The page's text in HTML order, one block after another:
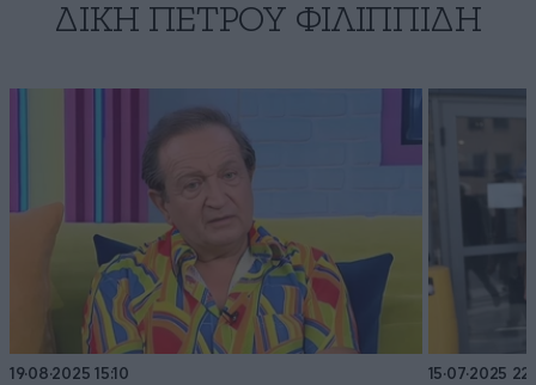
ΔΊΚΗ ΠΈΤΡΟΥ ΦΙΛΙΠΠΊΔΗ
19·08·2025 15:10 15·07·2025